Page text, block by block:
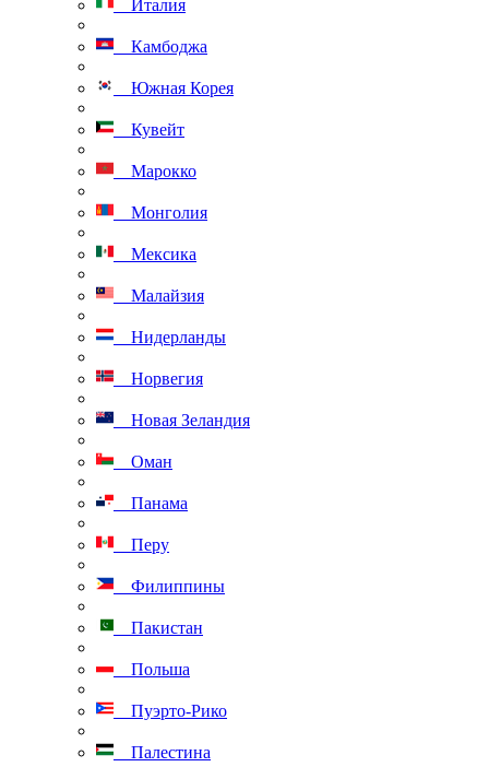
Италия
Камбоджа
Южная Корея
Кувейт
Марокко
Монголия
Мексика
Малайзия
Нидерланды
Норвегия
Новая Зеландия
Оман
Панама
Перу
Филиппины
Пакистан
Польша
Пуэрто-Рико
Палестина